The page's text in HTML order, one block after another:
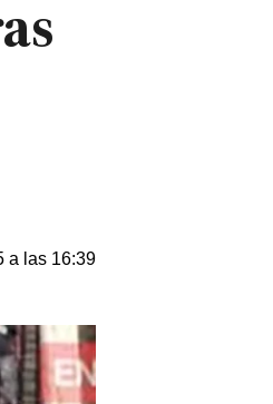
a las 16:39